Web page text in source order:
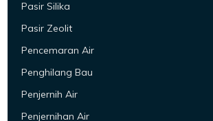
Pasir Silika
Pasir Zeolit
Pencemaran Air
Penghilang Bau
Penjernih Air
Penjernihan Air